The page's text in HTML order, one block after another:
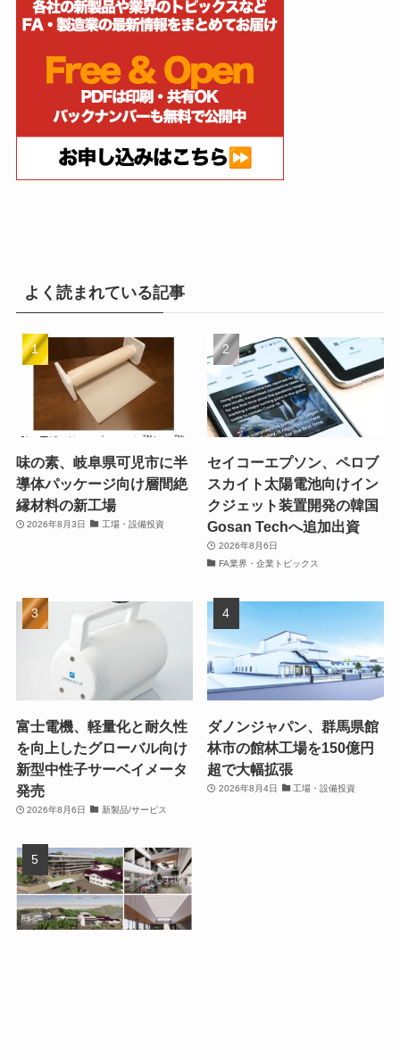
よく読まれている記事
味の素、岐阜県可児市に半
導体パッケージ向け層間絶
縁材料の新工場
2026年8月3日 工場・設備投資
セイコーエプソン、ペロブ
スカイト太陽電池向けイン
クジェット装置開発の韓国
Gosan Techへ追加出資
2026年8月6日
FA業界・企業トピックス
富士電機、軽量化と耐久性
を向上したグローバル向け
新型中性子サーベイメータ
発売
2026年8月6日 新製品/サービス
ダノンジャパン、群馬県館
林市の館林工場を150億円
超で大幅拡張
2026年8月4日 工場・設備投資